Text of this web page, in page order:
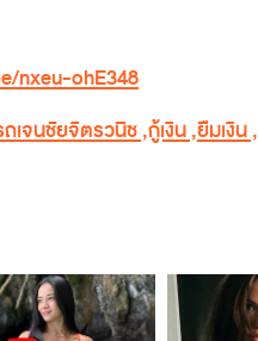
nxeu-ohE348
เจนชัยจิตรวนิช,กู้เงิน,ยืมเงิน,